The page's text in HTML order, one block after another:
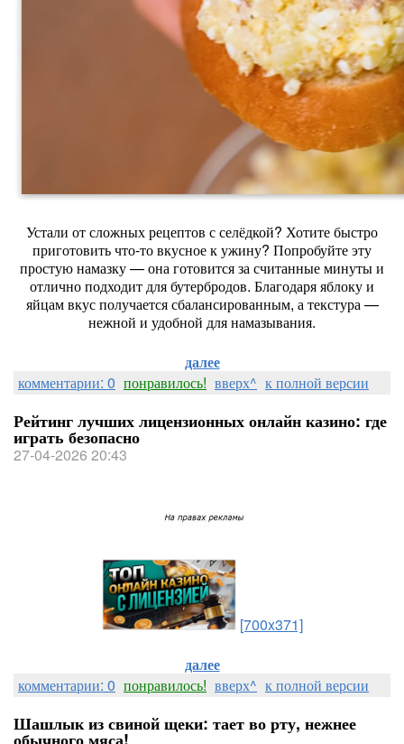
Устали от сложных рецептов с селёдкой? Хотите быстро
приготовить что‑то вкусное к ужину? Попробуйте эту
простую намазку — она готовится за считанные минуты и
отлично подходит для бутербродов. Благодаря яблоку и
яйцам вкус получается сбалансированным, а текстура —
нежной и удобной для намазывания.
далее
комментарии: 0 понравилось! вверх^ к полной версии
Рейтинг лучших лицензионных онлайн казино: где
играть безопасно
27-04-2026 20:43
[700x371]
далее
комментарии: 0 понравилось! вверх^ к полной версии
Шашлык из свиной щеки: тает во рту, нежнее